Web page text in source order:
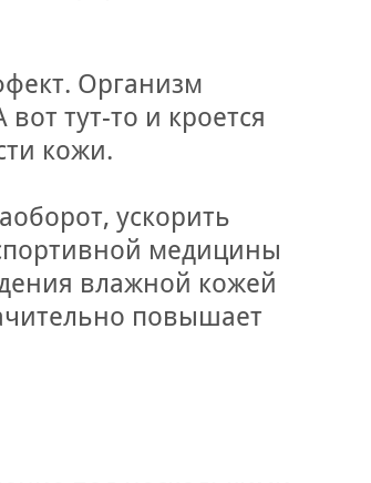
Организм
тут-то и кроется
кожи.
ускорить
медицины
влажной кожей
повышает